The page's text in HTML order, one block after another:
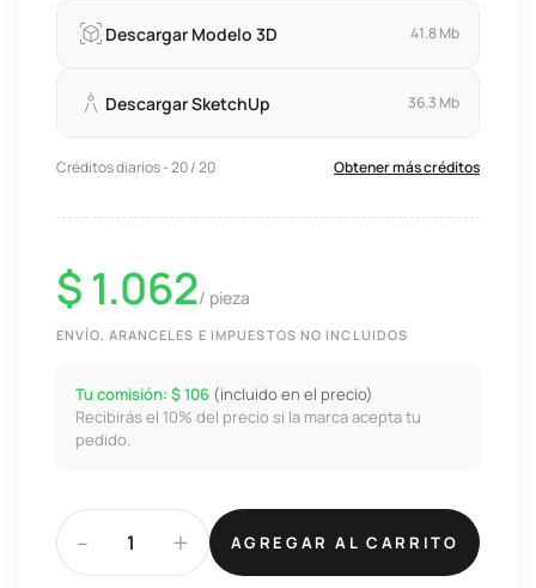
Descargar Modelo 3D 41.8 Mb
Descargar SketchUp 36.3 Mb
Créditos diarios - 20 / 20 Obtener más créditos
$ 1.062/ pieza
ENVÍO, ARANCELES E IMPUESTOS NO INCLUIDOS
Tu comisión: $ 106 (incluido en el precio)
Recibirás el 10% del precio si la marca acepta tu
pedido.
- + AGREGAR AL CARRITO